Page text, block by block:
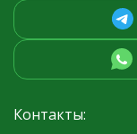
Контакты: